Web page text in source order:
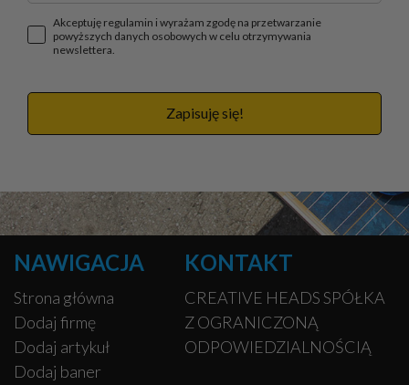
Akceptuję regulamin i wyrażam zgodę na przetwarzanie
powyższych danych osobowych w celu otrzymywania
newslettera.
Zapisuję się!
NAWIGACJA
Strona główna
Dodaj firmę
Dodaj artykuł
Dodaj baner
KONTAKT
CREATIVE HEADS SPÓŁKA
Z OGRANICZONĄ
ODPOWIEDZIALNOŚCIĄ